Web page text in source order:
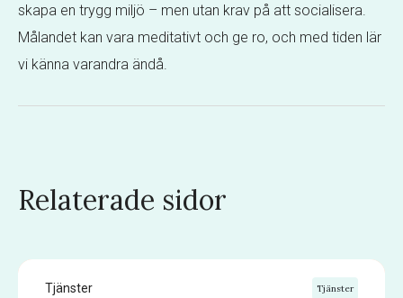
skapa en trygg miljö – men utan krav på att socialisera.
Målandet kan vara meditativt och ge ro, och med tiden lär
vi känna varandra ändå.
Relaterade sidor
Tjänster Tjänster